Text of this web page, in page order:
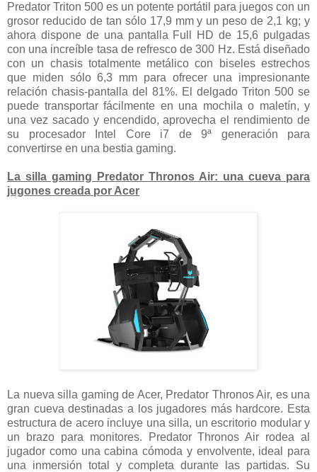
Predator Triton 500 es un potente portátil para juegos con un
grosor reducido de tan sólo 17,9 mm y un peso de 2,1 kg; y
ahora dispone de una pantalla Full HD de 15,6 pulgadas
con una increíble tasa de refresco de 300 Hz. Está diseñado
con un chasis totalmente metálico con biseles estrechos
que miden sólo 6,3 mm para ofrecer una impresionante
relación chasis-pantalla del 81%. El delgado Triton 500 se
puede transportar fácilmente en una mochila o maletín, y
una vez sacado y encendido, aprovecha el rendimiento de
su procesador Intel Core i7 de 9ª generación para
convertirse en una bestia gaming.
La silla gaming Predator Thronos Air: una cueva para
jugones creada por Acer
La nueva silla gaming de Acer, Predator Thronos Air, es una
gran cueva destinadas a los jugadores más hardcore. Esta
estructura de acero incluye una silla, un escritorio modular y
un brazo para monitores. Predator Thronos Air rodea al
jugador como una cabina cómoda y envolvente, ideal para
una inmersión total y completa durante las partidas. Su